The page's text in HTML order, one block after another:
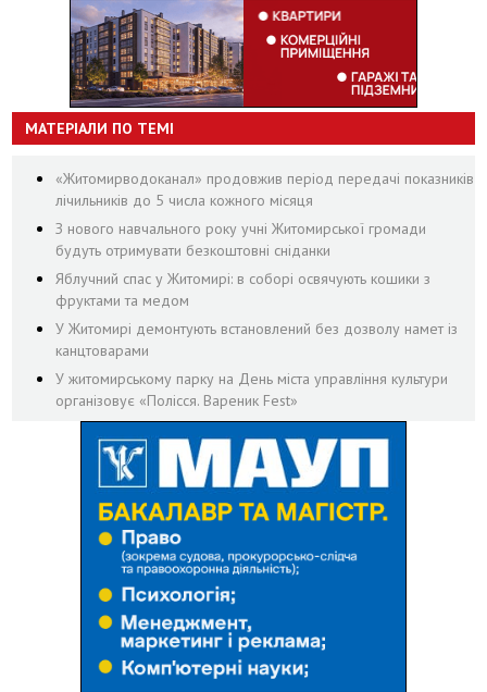
МАТЕРІАЛИ ПО ТЕМІ
«Житомирводоканал» продовжив період передачі показників
лічильників до 5 числа кожного місяця
З нового навчального року учні Житомирської громади
будуть отримувати безкоштовні сніданки
Яблучний спас у Житомирі: в соборі освячують кошики з
фруктами та медом
У Житомирі демонтують встановлений без дозволу намет із
канцтоварами
У житомирському парку на День міста управління культури
організовує «Полісся. Вареник Fest»